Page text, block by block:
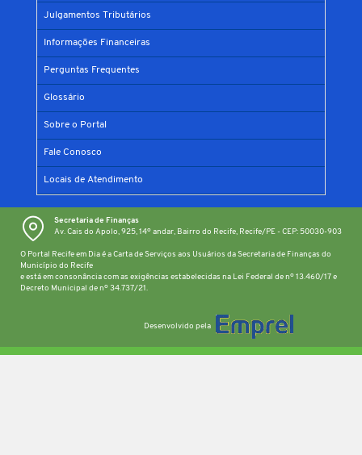
Julgamentos Tributários
Informações Financeiras
Perguntas Frequentes
Glossário
Sobre o Portal
Fale Conosco
Locais de Atendimento
Secretaria de Finanças
Av. Cais do Apolo, 925, 14º andar, Bairro do Recife, Recife/PE - CEP: 50030-903
O Portal Recife em Dia é a Carta de Serviços aos Usuários da Secretaria de Finanças do
Município do Recife
e está em consonância com as exigências estabelecidas na Lei Federal de nº 13.460/17 e
Decreto Municipal de nº 34.737/21.
Desenvolvido pela